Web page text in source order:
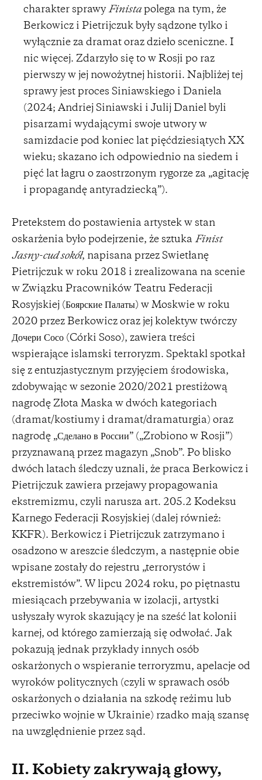
charakter sprawyFinistapolega na tym, że
Berkowicz i Pietrijczuk były sądzone tylko i
wyłącznie za dramat oraz dzieło sceniczne. I
nic więcej. Zdarzyło się to w Rosji po raz
pierwszy w jej nowożytnej historii. Najbliżej tej
sprawy jest proces Siniawskiego i Daniela
(2024; Andriej Siniawski i Julij Daniel byli
pisarzami wydającymi swoje utwory w
samizdacie pod koniec lat pięćdziesiątych XX
wieku; skazano ich odpowiednio na siedem i
pięć lat łagru o zaostrzonym rygorze za „agitację
i propagandę antyradziecką”).
Pretekstem do postawienia artystek w stan
oskarżenia było podejrzenie, że sztuka Finist
Jasny-cud sokół, napisana przez Swietłanę
Pietrijczuk w roku 2018 i zrealizowana na scenie
w Związku Pracowników Teatru Federacji
Rosyjskiej (Боярские Палаты) w Moskwie w roku
2020 przez Berkowicz oraz jej kolektyw twórczy
Дочери Сосо (Córki Soso), zawiera treści
wspierające islamski terroryzm. Spektakl spotkał
się z entuzjastycznym przyjęciem środowiska,
zdobywając w sezonie 2020/2021 prestiżową
nagrodę Złota Maska w dwóch kategoriach
(dramat/kostiumy i dramat/dramaturgia) oraz
nagrodę „Сделано в России” („Zrobiono w Rosji”)
przyznawaną przez magazyn „Snob”. Po blisko
dwóch latach śledczy uznali, że praca Berkowicz i
Pietrijczuk zawiera przejawy propagowania
ekstremizmu, czyli narusza art. 205.2 Kodeksu
Karnego Federacji Rosyjskiej (dalej również:
KKFR). Berkowicz i Pietrijczuk zatrzymano i
osadzono w areszcie śledczym, a następnie obie
wpisane zostały do rejestru „terrorystów i
ekstremistów”. W lipcu 2024 roku, po piętnastu
miesiącach przebywania w izolacji, artystki
usłyszały wyrok skazujący je na sześć lat kolonii
karnej, od którego zamierzają się odwołać. Jak
pokazują jednak przykłady innych osób
oskarżonych o wspieranie terroryzmu, apelacje od
wyroków politycznych (czyli w sprawach osób
oskarżonych o działania na szkodę reżimu lub
przeciwko wojnie w Ukrainie) rzadko mają szansę
na uwzględnienie przez sąd.
II. Kobiety zakrywają głowy,